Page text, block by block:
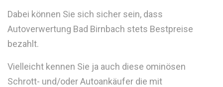
Dabei können Sie sich sicher sein, dass
Autoverwertung Bad Birnbach stets Bestpreise
bezahlt.
Vielleicht kennen Sie ja auch diese ominösen
Schrott- und/oder Autoankäufer die mit